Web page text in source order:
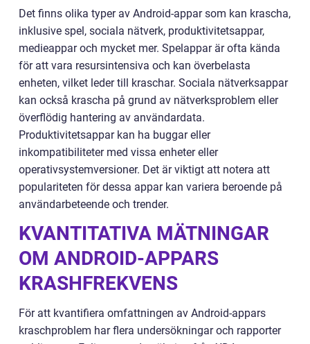
Det finns olika typer av Android-appar som kan krascha,
inklusive spel, sociala nätverk, produktivitetsappar,
medieappar och mycket mer. Spelappar är ofta kända
för att vara resursintensiva och kan överbelasta
enheten, vilket leder till kraschar. Sociala nätverksappar
kan också krascha på grund av nätverksproblem eller
överflödig hantering av användardata.
Produktivitetsappar kan ha buggar eller
inkompatibiliteter med vissa enheter eller
operativsystemversioner. Det är viktigt att notera att
populariteten för dessa appar kan variera beroende på
användarbeteende och trender.
KVANTITATIVA MÄTNINGAR
OM ANDROID-APPARS
KRASHFREKVENS
För att kvantifiera omfattningen av Android-appars
kraschproblem har flera undersökningar och rapporter